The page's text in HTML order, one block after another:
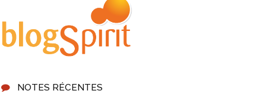
NOTES RÉCENTES